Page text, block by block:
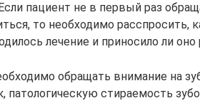
пациент не в первый раз
то необходимо расспросить,
лечение и приносило ли оно
обращать внимание на
патологическую стираемость